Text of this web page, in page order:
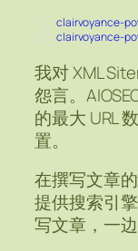
clairvoyance-
clairvoyance-
我对 XML
怨言。
的最大 URL
置。
在撰写文章
提供搜索引
写文章，一